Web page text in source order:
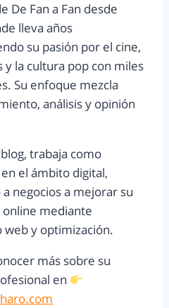
De Fan a Fan desde
lleva años
su pasión por el cine,
y la cultura pop con miles
Su enfoque mezcla
análisis y opinión
trabaja como
el ámbito digital,
negocios a mejorar su
online mediante
web y optimización.
más sobre su
en